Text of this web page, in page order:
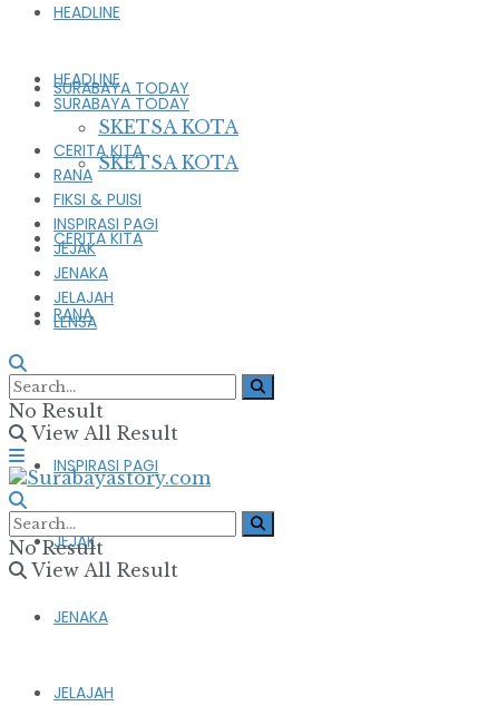
HEADLINE
SURABAYA TODAY
SKETSA KOTA
CERITA KITA
RANA
FIKSI & PUISI
INSPIRASI PAGI
JEJAK
JENAKA
JELAJAH
HEADLINE
SURABAYA TODAY
SKETSA KOTA
CERITA KITA
RANA
FIKSI & PUISI
INSPIRASI PAGI
JEJAK
JENAKA
JELAJAH
LENSA
No Result
View All Result
No Result
View All Result